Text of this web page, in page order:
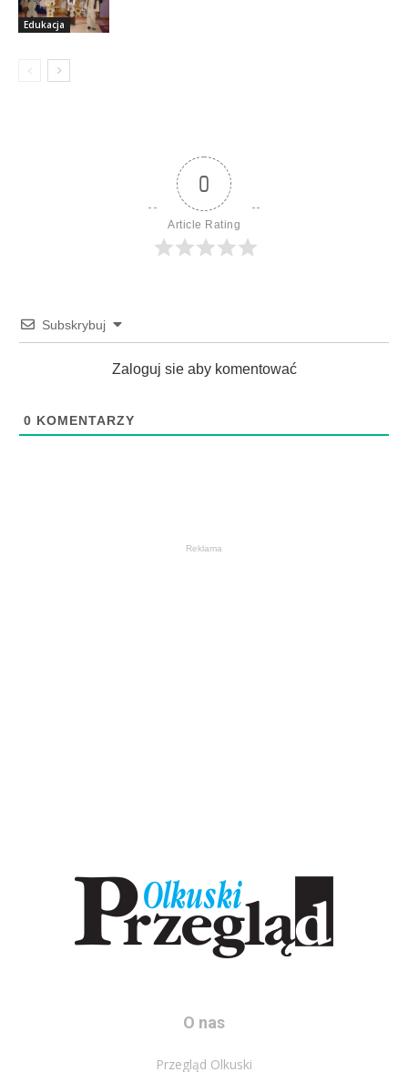
Edukacja
0
Article Rating
Subskrybuj
Zaloguj sie aby komentować
0 KOMENTARZY
Reklama
O nas
Przegląd Olkuski